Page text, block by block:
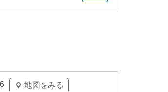
地図をみる